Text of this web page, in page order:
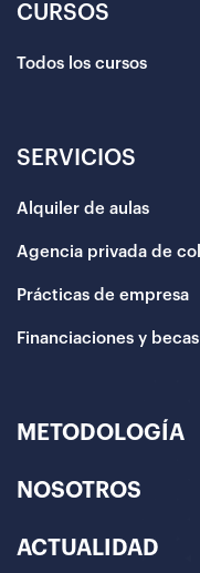
CURSOS
Todos los cursos
SERVICIOS
Alquiler de aulas
Agencia privada de
Prácticas de empresa
Financiaciones y becas
METODOLOGÍA
NOSOTROS
ACTUALIDAD